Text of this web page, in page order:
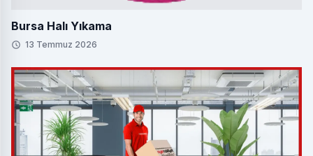
Bursa Halı Yıkama
13 Temmuz 2026